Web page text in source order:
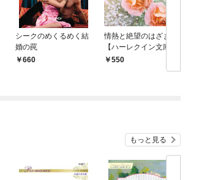
シークのめくるめく結
婚の罠
660
情熱と絶望のはざまで
【ハーレクイン文庫
版】550
もっと見る